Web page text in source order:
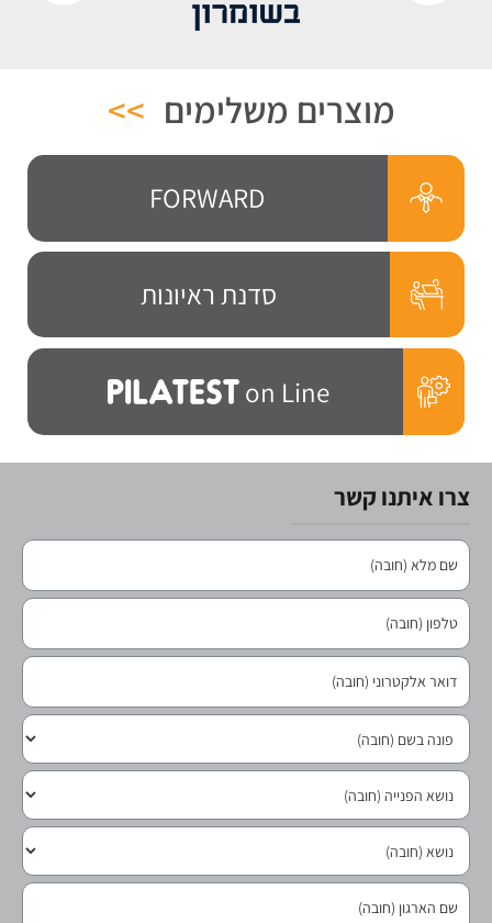
מוצרים משלימים >>
FORWARD
סדנת ראיונות
on Line
צרו איתנו קשר